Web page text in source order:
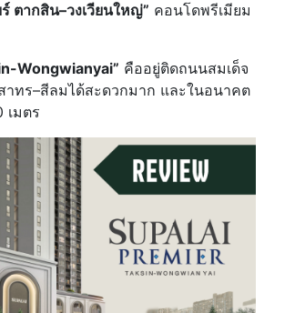
ตากสิน–วงเวียนใหญ่” คอนโดพรีเมียม
Wongwianyai” คืออยู่ติดถนนสมเด็จ
าทร–สีลมได้สะดวกมาก และในอนาคต
เมตร